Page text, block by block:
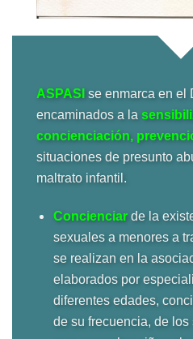
ASPASI se enmarca en el
encaminados a la
concienciación,
situaciones de presunto
maltrato infantil.
Concienciarde la
sexuales a menores a
se realizan en la
elaborados por
diferentes edades,
de su frecuencia, de